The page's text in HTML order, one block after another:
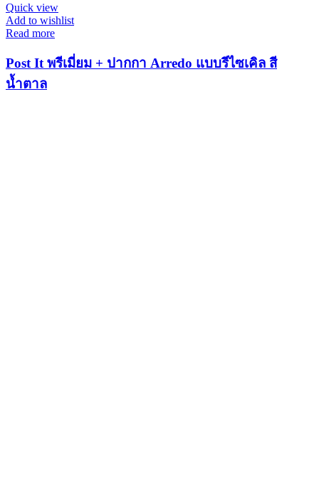
Quick view
Add to wishlist
Read more
Post It พรีเมี่ยม + ปากกา Arredo แบบรีไซเคิล สี
น้ำตาล